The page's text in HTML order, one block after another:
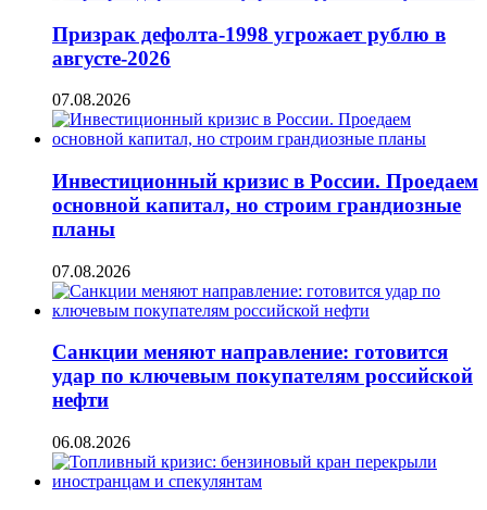
Призрак дефолта-1998 угрожает рублю в
августе-2026
07.08.2026
Инвестиционный кризис в России. Проедаем
основной капитал, но строим грандиозные
планы
07.08.2026
Санкции меняют направление: готовится
удар по ключевым покупателям российской
нефти
06.08.2026